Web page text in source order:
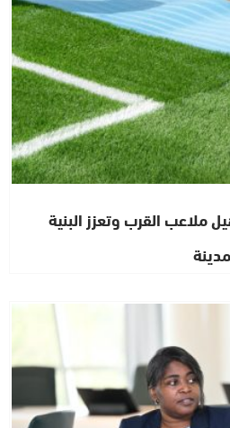
ملاعب القرب وتعزز البنية